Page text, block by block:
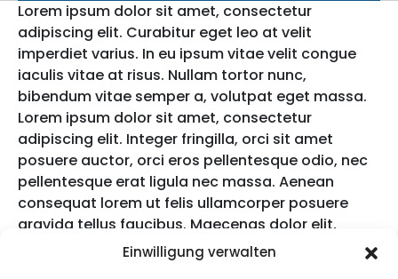
Einwilligung verwalten
Lorem ipsum dolor sit amet, consectetur
adipiscing elit. Curabitur eget leo at velit
imperdiet varius. In eu ipsum vitae velit congue
iaculis vitae at risus. Nullam tortor nunc,
bibendum vitae semper a, volutpat eget massa.
Lorem ipsum dolor sit amet, consectetur
adipiscing elit. Integer fringilla, orci sit amet
posuere auctor, orci eros pellentesque odio, nec
pellentesque erat ligula nec massa. Aenean
consequat lorem ut felis ullamcorper posuere
gravida tellus faucibus. Maecenas dolor elit,
pulvinar eu vehicula eu, consequat et lacus. Duis
et purus ipsum. In auctor mattis ipsum id